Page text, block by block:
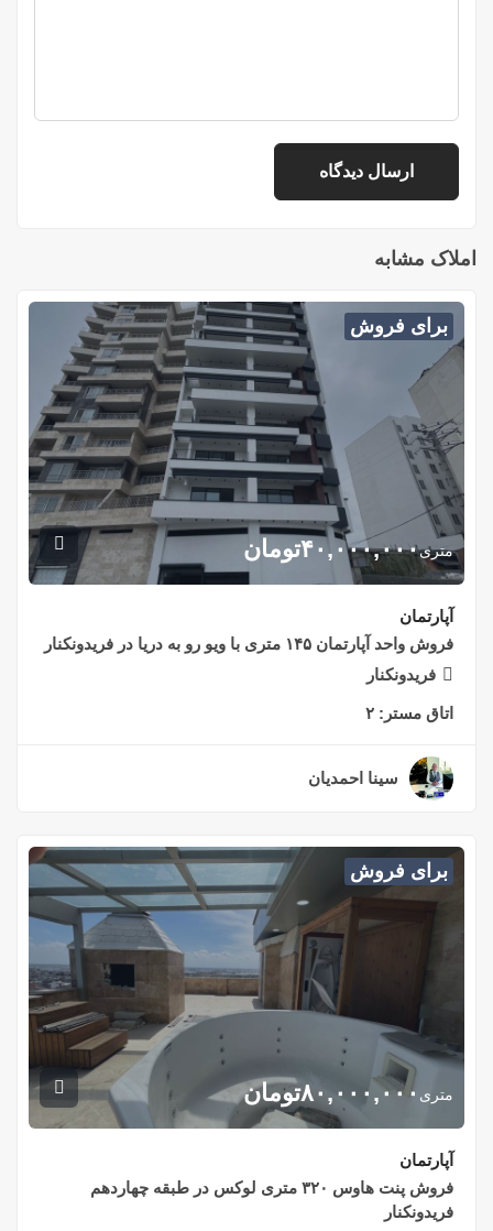
املاک مشابه
برای فروش
متری۴۰,۰۰۰,۰۰۰تومان
آپارتمان
فروش واحد آپارتمان ۱۴۵ متری با ویو رو به دریا در فریدونکنار
فریدونکنار
اتاق مستر: ۲
سینا احمدیان
برای فروش
متری ۸۰,۰۰۰,۰۰۰تومان
آپارتمان
فروش پنت هاوس ۳۲۰ متری لوکس در طبقه چهاردهم
فریدونکنار